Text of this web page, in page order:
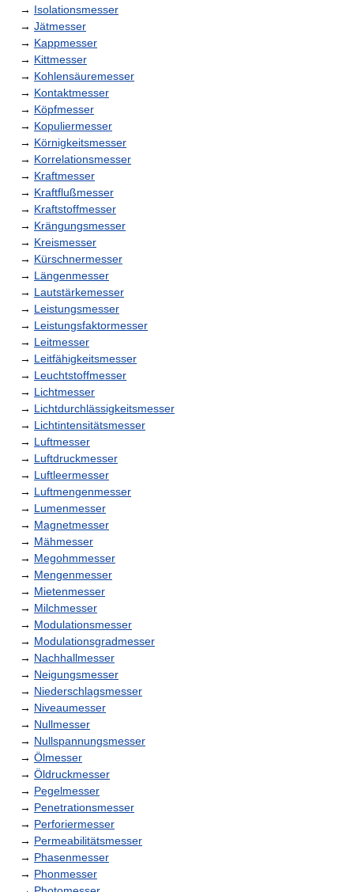
→ Isolationsmesser
→ Jätmesser
→ Kappmesser
→ Kittmesser
→ Kohlensäuremesser
→ Kontaktmesser
→ Köpfmesser
→ Kopuliermesser
→ Körnigkeitsmesser
→ Korrelationsmesser
→ Kraftmesser
→ Kraftflußmesser
→ Kraftstoffmesser
→ Krängungsmesser
→ Kreismesser
→ Kürschnermesser
→ Längenmesser
→ Lautstärkemesser
→ Leistungsmesser
→ Leistungsfaktormesser
→ Leitmesser
→ Leitfähigkeitsmesser
→ Leuchtstoffmesser
→ Lichtmesser
→ Lichtdurchlässigkeitsmesser
→ Lichtintensitätsmesser
→ Luftmesser
→ Luftdruckmesser
→ Luftleermesser
→ Luftmengenmesser
→ Lumenmesser
→ Magnetmesser
→ Mähmesser
→ Megohmmesser
→ Mengenmesser
→ Mietenmesser
→ Milchmesser
→ Modulationsmesser
→ Modulationsgradmesser
→ Nachhallmesser
→ Neigungsmesser
→ Niederschlagsmesser
→ Niveaumesser
→ Nullmesser
→ Nullspannungsmesser
→ Ölmesser
→ Öldruckmesser
→ Pegelmesser
→ Penetrationsmesser
→ Perforiermesser
→ Permeabilitätsmesser
→ Phasenmesser
→ Phonmesser